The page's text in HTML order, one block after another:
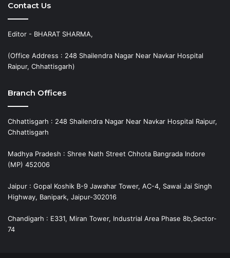
Contact Us
Editor - BHARAT SHARMA,
(Office Address : 248 Shailendra Nagar Near Navkar Hospital
Raipur, Chhattisgarh)
Branch Offices
Chhattisgarh : 248 Shailendra Nagar Near Navkar Hospital Raipur,
Chhattisgarh
Madhya Pradesh : Shree Nath Street Chhota Bangrada Indore
(MP) 452006
Jaipur : Gopal Koshik B-9 Jawahar Tower, AC-4, Sawai Jai Singh
Highway, Banipark, Jaipur-302016
Chandigarh : E331, Miran Tower, Industrial Area Phase 8b,Sector-
74